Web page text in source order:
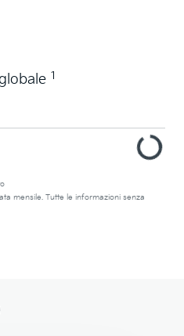
1
mensile. Tutte le informazioni senza